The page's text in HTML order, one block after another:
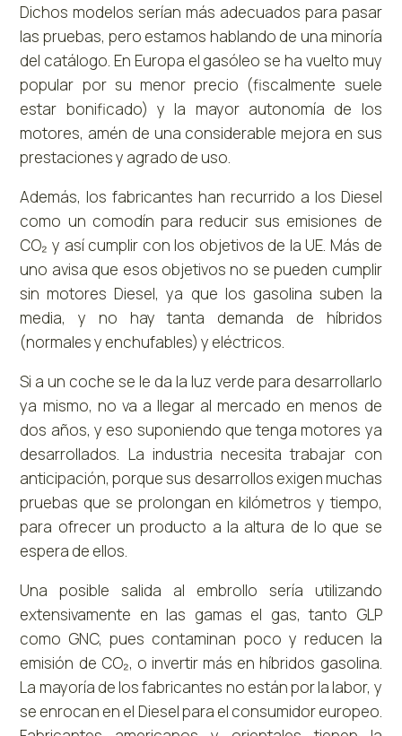
Dichos modelos serían más adecuados para pasar
las pruebas, pero estamos hablando de una minoría
del catálogo. En Europa el gasóleo se ha vuelto muy
popular por su menor precio (fiscalmente suele
estar bonificado) y la mayor autonomía de los
motores, amén de una considerable mejora en sus
prestaciones y agrado de uso.
Además, los fabricantes han recurrido a los Diesel
como un comodín para reducir sus emisiones de
CO₂ y así cumplir con los objetivos de la UE. Más de
uno avisa que esos objetivos no se pueden cumplir
sin motores Diesel, ya que los gasolina suben la
media, y no hay tanta demanda de híbridos
(normales y enchufables) y eléctricos.
Si a un coche se le da la luz verde para desarrollarlo
ya mismo, no va a llegar al mercado en menos de
dos años, y eso suponiendo que tenga motores ya
desarrollados. La industria necesita trabajar con
anticipación, porque sus desarrollos exigen muchas
pruebas que se prolongan en kilómetros y tiempo,
para ofrecer un producto a la altura de lo que se
espera de ellos.
Una posible salida al embrollo sería utilizando
extensivamente en las gamas el gas, tanto GLP
como GNC, pues contaminan poco y reducen la
emisión de CO₂, o invertir más en híbridos gasolina.
La mayoría de los fabricantes no están por la labor, y
se enrocan en el Diesel para el consumidor europeo.